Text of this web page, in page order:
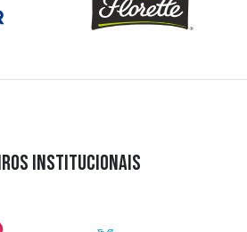
INSTITUCIONAIS